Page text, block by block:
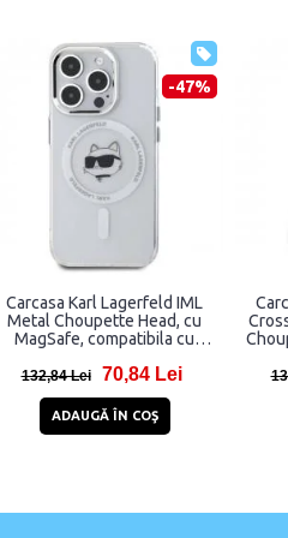
-44%
Carcasa Guess GCube Stripes
cu MagSafe compatibila cu
iPhone 15 Pro Max, Negru
129,95 Lei 72,95 Lei
ADAUGĂ ÎN COŞ